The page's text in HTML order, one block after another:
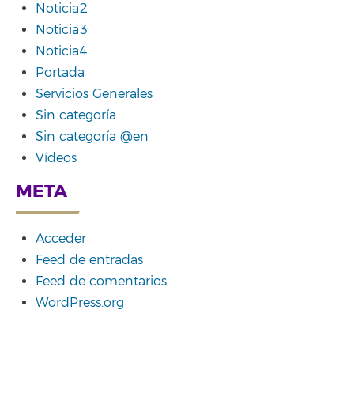
Noticia2
Noticia3
Noticia4
Portada
Servicios Generales
Sin categoría
Sin categoría @en
Vídeos
META
Acceder
Feed de entradas
Feed de comentarios
WordPress.org